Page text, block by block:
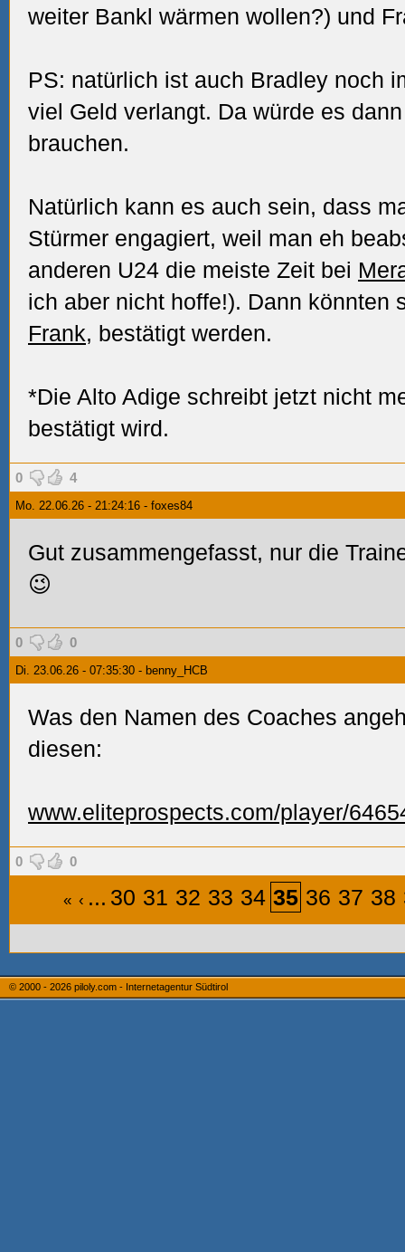
weiter Bankl wärmen wollen?) und
PS: natürlich ist auch Bradley noch
viel Geld verlangt. Da würde es
brauchen.
Natürlich kann es auch sein, dass
Stürmer engagiert, weil man eh
anderen U24 die meiste Zeit bei
ich aber nicht hoffe!). Dann könnten
Frank, bestätigt werden.
*Die Alto Adige schreibt jetzt nicht
bestätigt wird.
0 4
Mo. 22.06.26 - 21:24:16 - foxes84
Gut zusammengefasst, nur die
😉
0 0
Di. 23.06.26 - 07:35:30 - benny_HCB
Was den Namen des Coaches
diesen:
www.eliteprospects.com/player/
0 0
« ‹ ... 30 31 32 33 34 35 36 37 38
© 2000 - 2026 piloly.com - Internetagentur Südtirol